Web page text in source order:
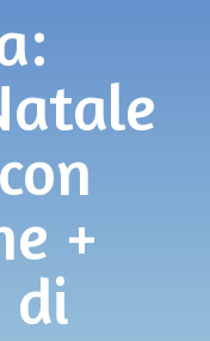
+
di